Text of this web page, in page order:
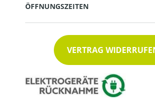
ÖFFNUNGSZEITEN
VERTRAG